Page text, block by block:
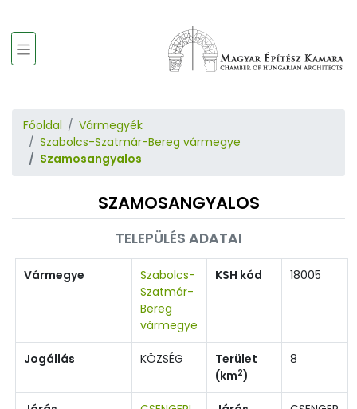
Főoldal
Vármegyék
Szabolcs-Szatmár-Bereg vármegye
Szamosangyalos
SZAMOSANGYALOS
TELEPÜLÉS ADATAI
Vármegye
Szabolcs-
Szatmár-
Bereg
vármegye
KSH kód 18005
Jogállás KÖZSÉG
Terület
(km2)
8